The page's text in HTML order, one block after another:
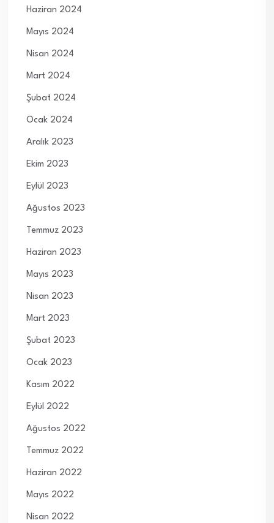
Haziran 2024
Mayıs 2024
Nisan 2024
Mart 2024
Şubat 2024
Ocak 2024
Aralık 2023
Ekim 2023
Eylül 2023
Ağustos 2023
Temmuz 2023
Haziran 2023
Mayıs 2023
Nisan 2023
Mart 2023
Şubat 2023
Ocak 2023
Kasım 2022
Eylül 2022
Ağustos 2022
Temmuz 2022
Haziran 2022
Mayıs 2022
Nisan 2022